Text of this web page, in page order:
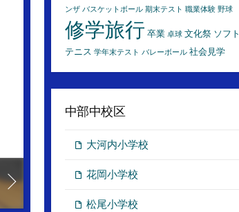
ンザ バスケットボール 期末テスト 職業体験 野球
修学旅行 卒業 卓球 文化祭 ソフト
テニス 学年末テスト バレーボール 社会見学
中部中校区
大河内小学校
花岡小学校
松尾小学校